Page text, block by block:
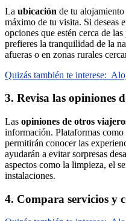
La ubicación de tu
máximo de tu visita. Si deseas
opciones que estén cerca de
prefieres la tranquilidad de la
afueras o en zonas rurales
Quizás también te interese:
3. Revisa las opiniones
Las opiniones de otros
información. Plataformas
permitirán conocer las
ayudarán a evitar sorpresas
aspectos como la limpieza, el
instalaciones.
4. Compara servicios y